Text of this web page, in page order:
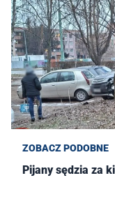
ZOBACZ PODOBNE
Pijany sędzia za